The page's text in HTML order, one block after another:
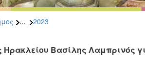
... 2023
Βασίλης Λαμπρινός